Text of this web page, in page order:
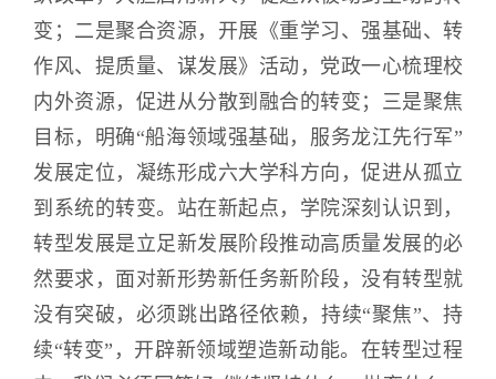
变；二是聚合资源，开展《重学习、强基础、转
作风、提质量、谋发展》活动，党政一心梳理校
内外资源，促进从分散到融合的转变；三是聚焦
目标，明确“船海领域强基础，服务龙江先行军”
发展定位，凝练形成六大学科方向，促进从孤立
到系统的转变。站在新起点，学院深刻认识到，
转型发展是立足新发展阶段推动高质量发展的必
然要求，面对新形势新任务新阶段，没有转型就
没有突破，必须跳出路径依赖，持续“聚焦”、持
续“转变”，开辟新领域塑造新动能。在转型过程